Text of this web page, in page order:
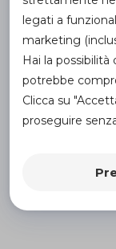
legati a
marketing
Hai la
potrebbe
Clicca su
proseguire